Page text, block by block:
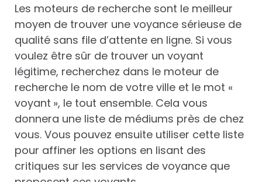
Les moteurs de recherche sont le meilleur
moyen de trouver une voyance sérieuse de
qualité sans file d’attente en ligne. Si vous
voulez être sûr de trouver un voyant
légitime, recherchez dans le moteur de
recherche le nom de votre ville et le mot «
voyant », le tout ensemble. Cela vous
donnera une liste de médiums près de chez
vous. Vous pouvez ensuite utiliser cette liste
pour affiner les options en lisant des
critiques sur les services de voyance que